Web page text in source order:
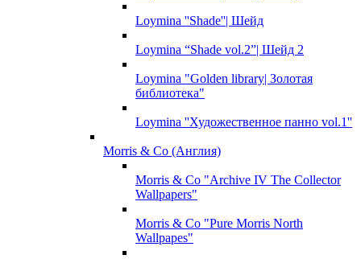
Loymina ''Shade''| Шейд
Loymina “Shade vol.2”| Шейд 2
Loymina "Golden library| Золотая
библиотека"
Loymina ''Художественное панно vol.1''
Morris & Co (Англия)
Morris & Co "Archive IV The Collector
Wallpapers"
Morris & Co "Pure Morris North
Wallpapes"